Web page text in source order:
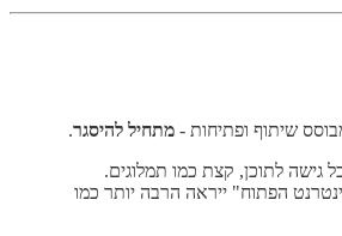
שיתוף ופתיחות - מתחיל להיסגר.
גישה לתוכן, קצת כמו תמלוגים.
הפתוח" ייראה הרבה יותר כמו